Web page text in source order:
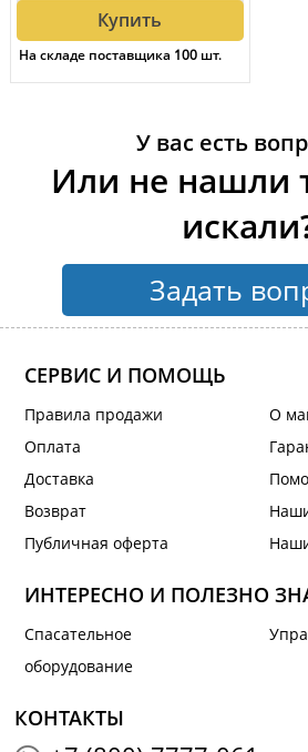
Купить
На складе поставщика 100 шт.
У вас есть
Или не нашли
Задать
СЕРВИС И ПОМОЩЬ
Правила продажи
Оплата
Доставка
Возврат
Публичная оферта
О
ИНТЕРЕСНО И ПОЛЕЗНО
Спасательное
оборудование
КОНТАКТЫ